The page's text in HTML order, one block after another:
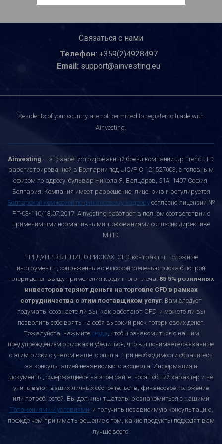
Связаться с нами
Телефон: +359(2)4928497
Email: support@ainvesting.eu
Residents of your country are not permitted to register to trade with
Ainvesting.
Ainvesting — это зарегистрированный бренд компании Up Trend LTD,
зарегистрированной в Болгарии под UIC/PIC 121527003, с головным
офисом по адресу: бульвар Никола Я. Вапцаров, 51A, 1407 София,
Болгария. Компания имеет разрешение, лицензию и регулируется
Болгарской комиссией по финансовому надзору согласно лицензии №
РГ-03-110/13.07.2017. Ainvesting работает в полном соответствии с
применимыми нормативными требованиями согласно директиве
MiFID.
ПРЕДУПРЕЖДЕНИЕ О РИСКАХ: CFD-контракты – сложные
инструменты, сопряжённые с высокой степенью риска быстрой
потери денег ввиду применения кредитного плеча. 85.5% розничных
инвесторов теряют деньги на торговле CFD в рамках
сотрудничества с этим поставщиком услуг. Вам следует
подумать, осознаете ли вы, как работают CFD, и можете ли вы
позволить себе взять на себя высокий риск потери своих денег.
Пожалуйста, нажмите сюда, чтобы ознакомиться с нашим
предупреждением о рисках и убедиться, что вы понимаете связанные
с этим риски с учетом вашего опыта. При необходимости обратитесь
за консультацией независимого эксперта. Информация и
документы, содержащиеся на этом сайте, носят общий характер и не
учитывают ваших личных обстоятельств, финансовое положение
или потребностей. Вы должны тщательно ознакомиться с нашими
Положениями и условиями, и получить независимую консультацию,
прежде чем принимать решение о том, какие продукты подходят вам
лучше всего.